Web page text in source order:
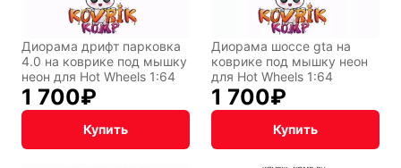
Диорама дрифт парковка
4.0 на коврике под мышку
неон для Hot Wheels 1:64
1 700₽
Купить
Диорама шоссе gta на
коврике под мышку неон
для Hot Wheels 1:64
1 700₽
Купить